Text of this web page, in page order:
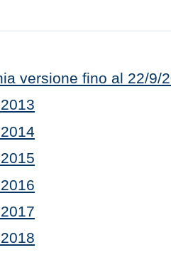
versione fino al 22/9/